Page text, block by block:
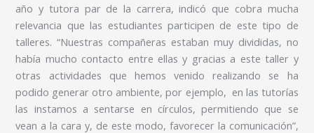
año y tutora par de la carrera, indicó que cobra mucha
relevancia que las estudiantes participen de este tipo de
talleres. “Nuestras compañeras estaban muy divididas, no
había mucho contacto entre ellas y gracias a este taller y
otras actividades que hemos venido realizando se ha
podido generar otro ambiente, por ejemplo, en las tutorías
las instamos a sentarse en círculos, permitiendo que se
vean a la cara y, de este modo, favorecer la comunicación”,